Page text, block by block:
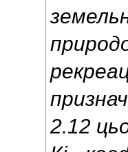
2.12